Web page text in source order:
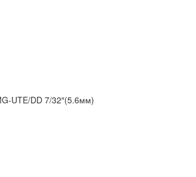
UTE/DD 7/32″(5.6мм)